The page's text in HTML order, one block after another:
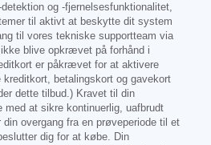
og -fjernelsesfunktionalitet,
til aktivt at beskytte dit system
til vores tekniske supportteam via
blive opkrævet på forhånd i
er påkrævet for at aktivere
kreditkort, betalingskort og gavekort
dette tilbud.) Kravet til din
at sikre kontinuerlig, uafbrudt
overgang fra en prøveperiode til et
dig for at købe. Din